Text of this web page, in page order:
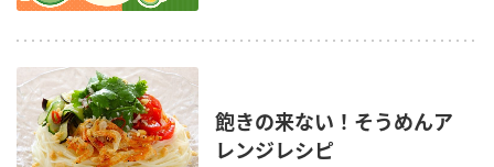
飽きの来ない！そうめんア
レンジレシピ